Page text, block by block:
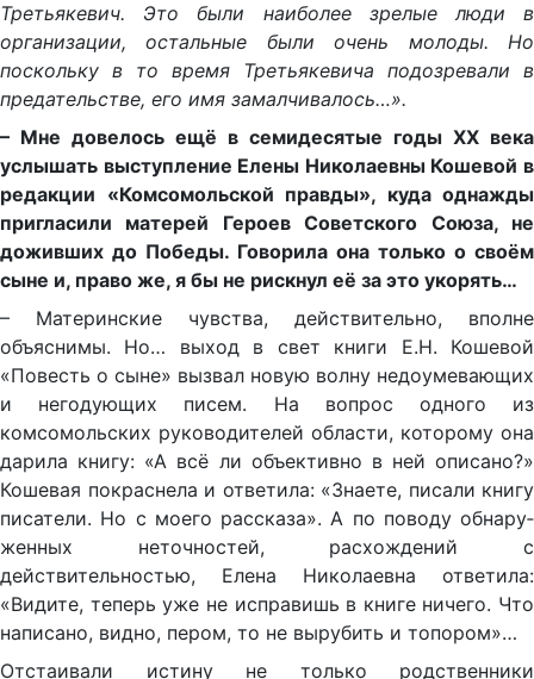
Третьякевич. Это были наиболее зрелые люди в
организации, остальные были очень молоды. Но
посколь­ку в то время Третьякевича подозревали в
предательстве, его имя замалчивалось…».
– Мне довелось ещё в семидесятые годы XX века
услышать выступление Елены Николаевны Кошевой в
редакции «Комсомольской правды», куда однажды
пригласили матерей Героев Советского Союза, не
доживших до Победы. Говорила она только о своём
сыне и, право же, я бы не рискнул её за это укорять…
– Материнские чувства, действительно, вполне
объяснимы. Но… выход в свет книги Е.Н. Кошевой
«Повесть о сыне» вызвал новую волну недоумевающих
и негодующих писем. На вопрос одного из
комсомольских руково­дителей области, которому она
дарила книгу: «А всё ли объектив­но в ней описано?»
Кошевая покраснела и ответила: «Знаете, пи­сали книгу
писатели. Но с моего рассказа». А по поводу обнару­
женных неточностей, расхождений с
действительностью, Елена Николаевна ответила:
«Видите, теперь уже не исправишь в книге ничего. Что
написано, видно, пером, то не вырубить и топором»…
Отстаивали истину не только родственники